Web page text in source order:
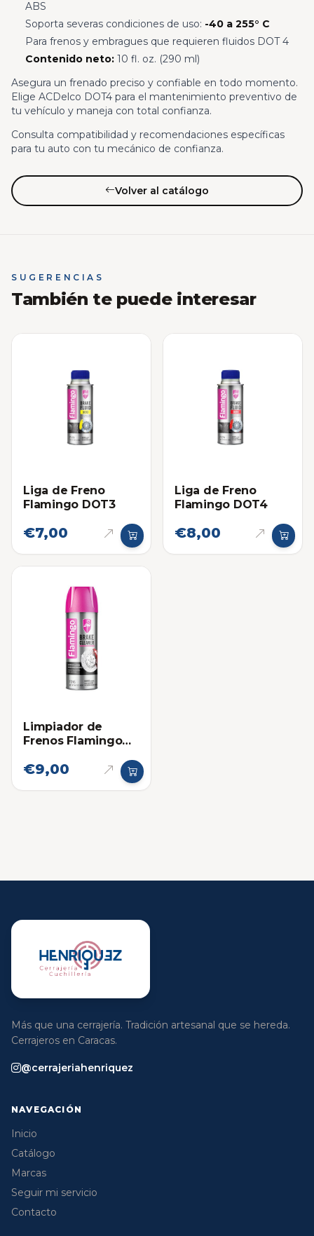
ABS
Soporta severas condiciones de uso: -40 a 255° C
Para frenos y embragues que requieren fluidos DOT 4
Contenido neto:10 fl. oz. (290 ml)
Asegura un frenado preciso y confiable en todo momento.
Elige ACDelco DOT4 para el mantenimiento preventivo de
tu vehículo y maneja con total confianza.
Consulta compatibilidad y recomendaciones específicas
para tu auto con tu mecánico de confianza.
Volver al catálogo
SUGERENCIAS
También te puede interesar
Liga de Freno
Flamingo DOT3
€7,00
Liga de Freno
Flamingo DOT4
€8,00
Limpiador de
Frenos Flamingo
€9,00
Más que una cerrajería. Tradición artesanal que se hereda.
Cerrajeros en Caracas.
@cerrajeriahenriquez
NAVEGACIÓN
Inicio
Catálogo
Marcas
Seguir mi servicio
Contacto